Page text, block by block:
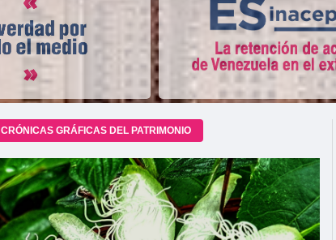
CRÓNICAS GRÁFICAS DEL PATRIMONIO